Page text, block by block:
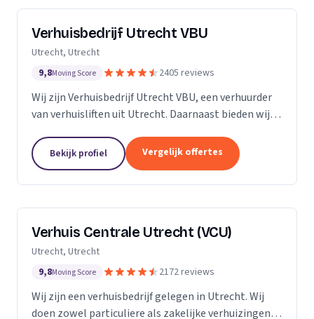
Verhuisbedrijf Utrecht VBU
Utrecht, Utrecht
9,8Moving Score 2405 reviews
Wij zijn Verhuisbedrijf Utrecht VBU, een verhuurder
van verhuisliften uit Utrecht. Daarnaast bieden wij
Bekijk profiel Vergelijk offertes
Verhuis Centrale Utrecht (VCU)
Utrecht, Utrecht
9,8Moving Score 2172 reviews
Wij zijn een verhuisbedrijf gelegen in Utrecht. Wij
doen zowel particuliere als zakelijke verhuizingen.